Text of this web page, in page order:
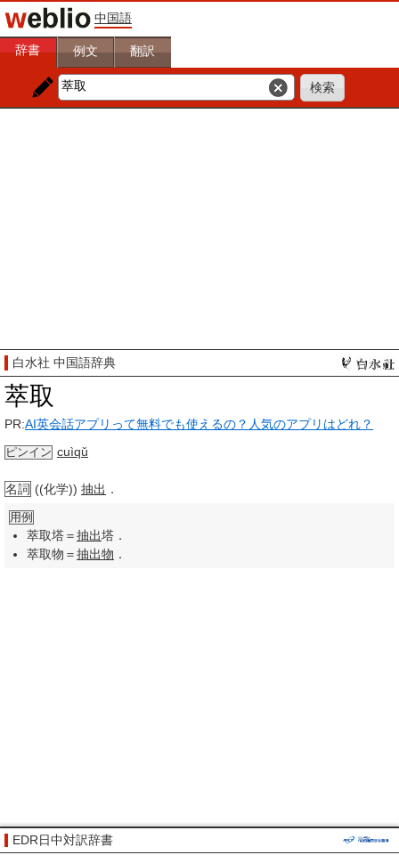
中国語
辞書 例文 翻訳
白水社 中国語辞典
萃取
PR:AI英会話アプリって無料でも使えるの？人気のアプリはどれ？
ピンイン cuìqǔ
名詞 ((化学)) 抽出 ．
用例
萃取塔＝抽出塔．
萃取物＝抽出物 ．
EDR日中対訳辞書